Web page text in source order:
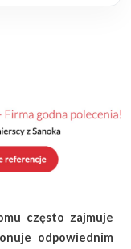
często zajmuje
odpowiednim